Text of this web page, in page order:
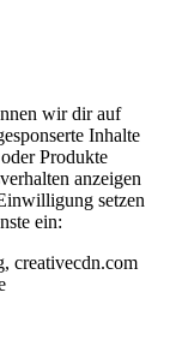
wir dir auf
Inhalte
Produkte
anzeigen
setzen
ein:
creativecdn.com